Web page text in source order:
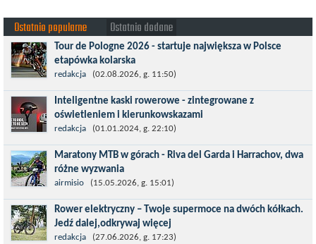
Ostatnio popularne Ostatnio dodane
Tour de Pologne 2026 - startuje największa w Polsce
etapówka kolarska
Tour de Pologne 2026 to jedno z najbardziej prestiżowych
wydarzeń sportowych w Polsce. wyścig zaliczany po raz 22. do
prestiżowego cyklu UCI World...
redakcja (02.08.2026, g. 11:50)
Inteligentne kaski rowerowe - zintegrowane z
oświetleniem i kierunkowskazami
Temat bezpieczeństwa jazdy wchodzi na nowy poziom. Do tej
pory kask było odpowiedzialny przede wszystkim za
bezpieczeństwo rowerzysty, ochronę...
redakcja (01.01.2024, g. 22:10)
Maratony MTB w górach - Riva del Garda i Harrachov, dwa
różne wyzwania
Maj to idealny czas, by z płaskich i szybkich wyścigów przejść do
znacznie bardziej ambitnych wyzwań, jakimi są górskie wyścigi
MTB....
airmisio (15.05.2026, g. 15:01)
Rower elektryczny – Twoje supermoce na dwóch kółkach.
Jedź dalej,odkrywaj więcej
Marzenia o dalekich podróżach bez ogromnego zmęczenia stają
redakcja (27.06.2026, g. 17:23)